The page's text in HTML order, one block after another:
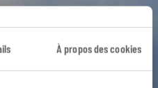
À propos des cookies
Bellavista Calama
Cerro Alegre